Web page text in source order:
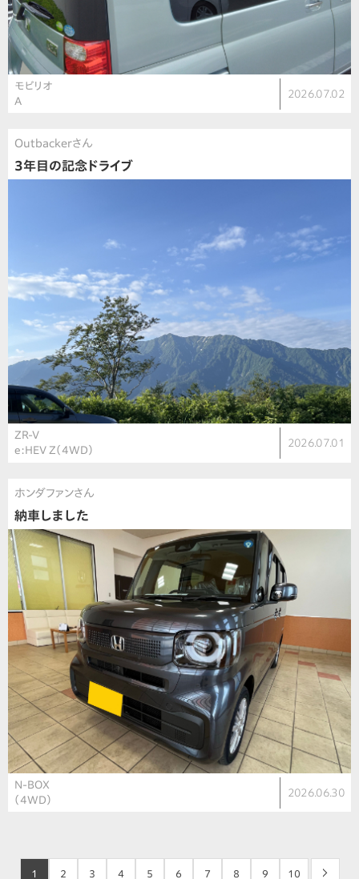
モビリオ
A
2026.07.02
Outbackerさん
3年目の記念ドライブ
ZR-V
e:HEV Z（4WD）
2026.07.01
ホンダファンさん
納車しました
N-BOX
（4WD）
2026.06.30
1 2 3 4 5 6 7 8 9 10 >